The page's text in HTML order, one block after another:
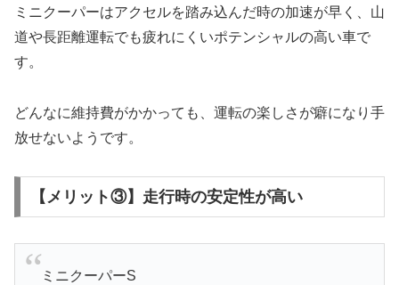
ミニクーパーはアクセルを踏み込んだ時の加速が早く、山
道や長距離運転でも疲れにくいポテンシャルの高い車で
す。
どんなに維持費がかかっても、運転の楽しさが癖になり手
放せないようです。
【メリット③】走行時の安定性が高い
ミニクーパーS